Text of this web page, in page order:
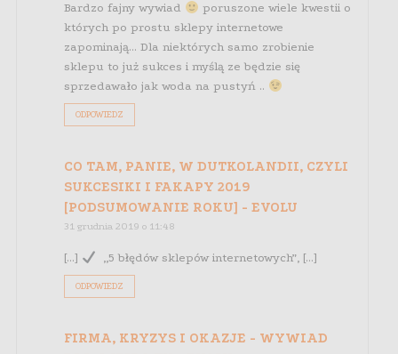
Bardzo fajny wywiad
poruszone wiele kwestii o
których po prostu sklepy internetowe
zapominają… Dla niektórych samo zrobienie
sklepu to już sukces i myślą ze będzie się
sprzedawało jak woda na pustyń ..
ODPOWIEDZ
CO TAM, PANIE, W DUTKOLANDII, CZYLI
SUKCESIKI I FAKAPY 2019
[PODSUMOWANIE ROKU] - EVOLU
31 grudnia 2019 o 11:48
[…] „5 błędów sklepów internetowych”, […]
ODPOWIEDZ
FIRMA, KRYZYS I OKAZJE - WYWIAD